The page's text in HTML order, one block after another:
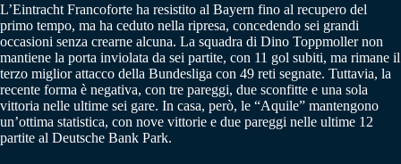
L’Eintracht Francoforte ha resistito al Bayern fino al recupero del
primo tempo, ma ha ceduto nella ripresa, concedendo sei grandi
occasioni senza crearne alcuna. La squadra di Dino Toppmoller non
mantiene la porta inviolata da sei partite, con 11 gol subiti, ma rimane il
terzo miglior attacco della Bundesliga con 49 reti segnate. Tuttavia, la
recente forma è negativa, con tre pareggi, due sconfitte e una sola
vittoria nelle ultime sei gare. In casa, però, le “Aquile” mantengono
un’ottima statistica, con nove vittorie e due pareggi nelle ultime 12
partite al Deutsche Bank Park.